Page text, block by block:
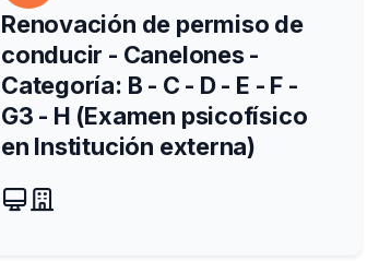
Renovación de permiso de
conducir - Canelones -
Categoría: B - C - D - E - F -
G3 - H (Examen psicofísico
en Institución externa)